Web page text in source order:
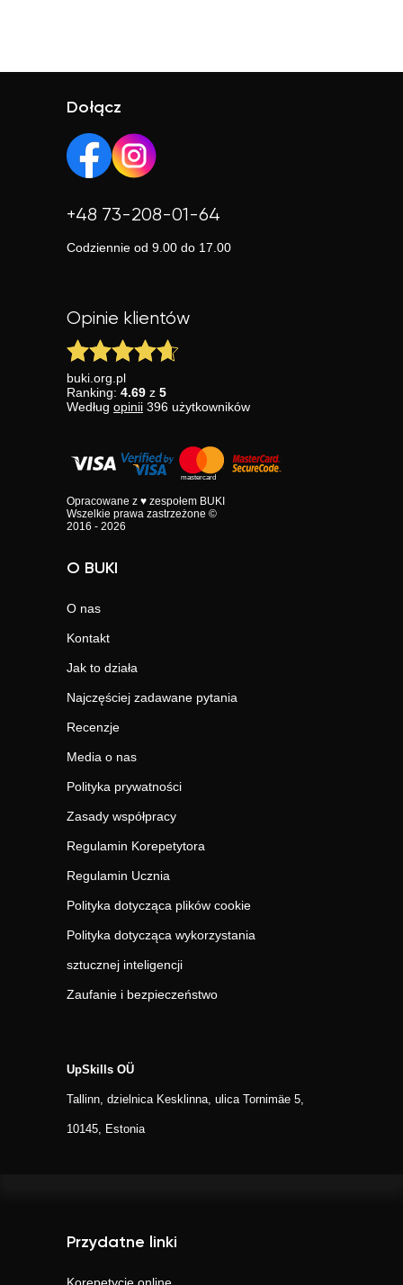
Dołącz
+48 73-208-01-64
Codziennie od 9.00 do 17.00
Opinie klientów
buki.org.pl
Ranking: 4.69 z 5
Według opinii 396 użytkowników
Opracowane z ♥ zespołem BUKI
Wszelkie prawa zastrzeżone ©
2016 - 2026
O BUKI
O nas
Kontakt
Jak to działa
Najczęściej zadawane pytania
Recenzje
Media o nas
Polityka prywatności
Zasady współpracy
Regulamin Korepetytora
Regulamin Ucznia
Polityka dotycząca plików cookie
Polityka dotycząca wykorzystania
sztucznej inteligencji
Zaufanie i bezpieczeństwo
UpSkills OÜ
Tallinn, dzielnica Kesklinna, ulica Tornimäe 5,
10145, Estonia
Przydatne linki